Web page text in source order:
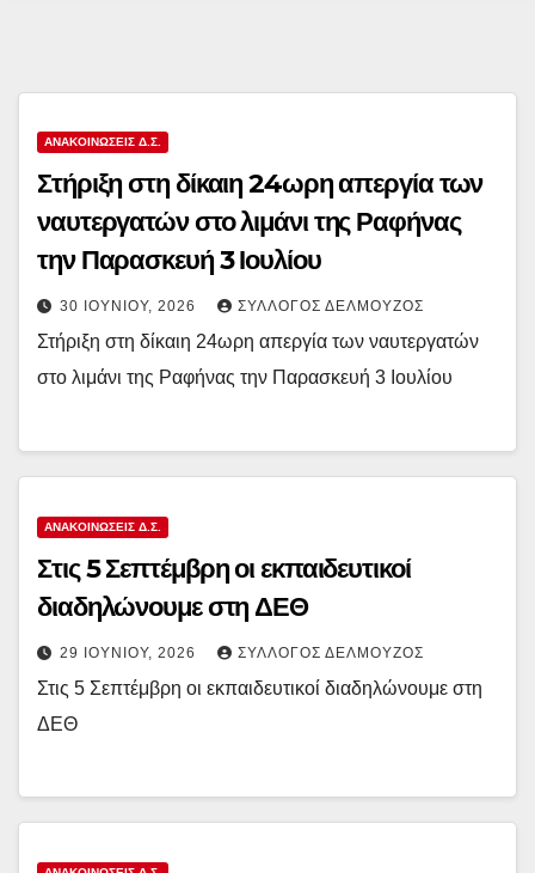
ΑΝΑΚΟΙΝΏΣΕΙΣ Δ.Σ.
Στήριξη στη δίκαιη 24ωρη απεργία των
ναυτεργατών στο λιμάνι της Ραφήνας
την Παρασκευή 3 Ιουλίου
30 ΙΟΥΝΊΟΥ, 2026 ΣΎΛΛΟΓΟΣ ΔΕΛΜΟΎΖΟΣ
Στήριξη στη δίκαιη 24ωρη απεργία των ναυτεργατών
στο λιμάνι της Ραφήνας την Παρασκευή 3 Ιουλίου
ΑΝΑΚΟΙΝΏΣΕΙΣ Δ.Σ.
Στις 5 Σεπτέμβρη οι εκπαιδευτικοί
διαδηλώνουμε στη ΔΕΘ
29 ΙΟΥΝΊΟΥ, 2026 ΣΎΛΛΟΓΟΣ ΔΕΛΜΟΎΖΟΣ
Στις 5 Σεπτέμβρη οι εκπαιδευτικοί διαδηλώνουμε στη
ΔΕΘ